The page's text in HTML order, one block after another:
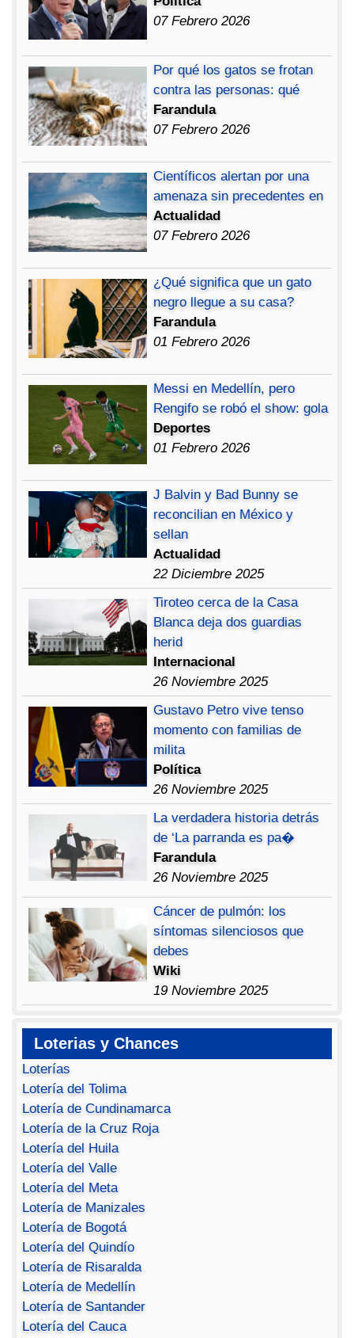
07 Febrero 2026
Por qué los gatos se frotan
contra las personas: qué
Farandula
07 Febrero 2026
Científicos alertan por una
amenaza sin precedentes en
Actualidad
07 Febrero 2026
¿Qué significa que un gato
negro llegue a su casa?
Farandula
01 Febrero 2026
Messi en Medellín, pero
Rengifo se robó el show: gola
Deportes
01 Febrero 2026
J Balvin y Bad Bunny se
reconcilian en México y
sellan
Actualidad
22 Diciembre 2025
Tiroteo cerca de la Casa
Blanca deja dos guardias
herid
Internacional
26 Noviembre 2025
Gustavo Petro vive tenso
momento con familias de
milita
Política
26 Noviembre 2025
La verdadera historia detrás
de ‘La parranda es pa�
Farandula
26 Noviembre 2025
Cáncer de pulmón: los
síntomas silenciosos que
debes
Wiki
19 Noviembre 2025
Loterias y Chances
Loterías
Lotería del Tolima
Lotería de Cundinamarca
Lotería de la Cruz Roja
Lotería del Huila
Lotería del Valle
Lotería del Meta
Lotería de Manizales
Lotería de Bogotá
Lotería del Quindío
Lotería de Risaralda
Lotería de Medellín
Lotería de Santander
Lotería del Cauca